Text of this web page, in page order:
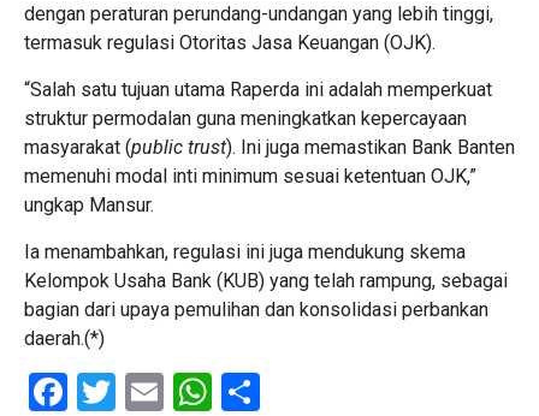
dengan peraturan perundang-undangan yang lebih tinggi,
termasuk regulasi Otoritas Jasa Keuangan (OJK).
​“Salah satu tujuan utama Raperda ini adalah memperkuat
struktur permodalan guna meningkatkan kepercayaan
masyarakat (public trust). Ini juga memastikan Bank Banten
memenuhi modal inti minimum sesuai ketentuan OJK,”
ungkap Mansur.
​Ia menambahkan, regulasi ini juga mendukung skema
Kelompok Usaha Bank (KUB) yang telah rampung, sebagai
bagian dari upaya pemulihan dan konsolidasi perbankan
daerah.(*)
Facebook
Twitter
EmailWhatsApp